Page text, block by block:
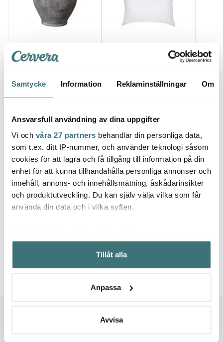
Samtycke Information Reklaminställningar Om
Ansvarsfull användning av dina uppgifter
Vi och våra 27 partners behandlar din personliga data,
som t.ex. ditt IP-nummer, och använder teknologi såsom
cookies för att lagra och få tillgång till information på din
enhet för att kunna tillhandahålla personliga annonser och
innehåll, annons- och innehållsmätning, åskådarinsikter
och produktutveckling. Du kan själv välja vilka som får
använda din data och i vilka syften.
Samla in information om din geografiska plats som
kan ha en noggrannhet på upp till flera meter
Identifiera din enhet genom att aktivt skanna den för
Ta reda på mer om hur dina personliga uppgifter
Du kan ändra eller dra tillbaka ditt samtycke när som
Tillåt alla
Anpassa
Avvisa
Lene Bjerre
Anna vas 28 cm antik
719 kr 1199 kr
Dunkudde 62x42 cm vit
216 kr 309 kr
Miya
319
Låt dig inspireras av våra kunder